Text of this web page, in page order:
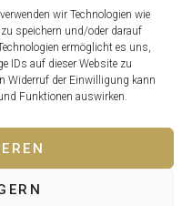
wir Technologien wie
speichern und/oder darauf
ermöglicht es uns,
IDs auf dieser Website zu
Widerruf der Einwilligung kann
Funktionen auswirken.